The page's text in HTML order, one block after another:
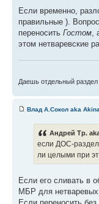
Если временно,
правильные ).
переносить Гостом
этом нетваревские
Даешь отдельный раздел
Влад А.Сокол aka Akina
Андрей Тр.
если ДОС-
ли целыми при
Если его сливать в
МБР для нетваревых